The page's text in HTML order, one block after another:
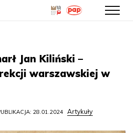
treści
Jan Kiliński –
warszawskiej w
28.01.2024 Artykuły